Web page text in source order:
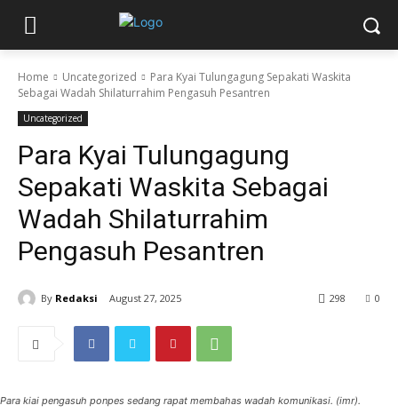
Home Uncategorized
Para Kyai Tulungagung Sepakati Waskita
Sebagai Wadah Shilaturrahim Pengasuh Pesantren
Uncategorized
Para Kyai Tulungagung
Sepakati Waskita Sebagai
Wadah Shilaturrahim
Pengasuh Pesantren
By Redaksi August 27, 2025 0
298
Para kiai pengasuh ponpes sedang rapat membahas wadah komunikasi. (imr).